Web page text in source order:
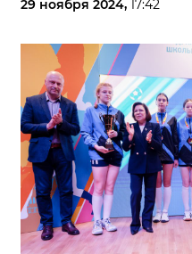
29 ноября 2024, 17:42